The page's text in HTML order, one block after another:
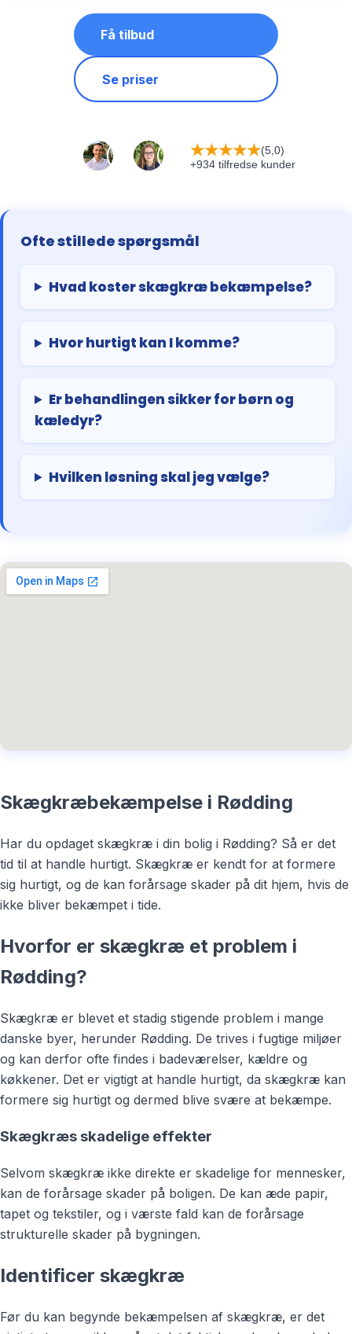
Få tilbud
Se priser
★★★★★(5,0)
+934 tilfredse kunder
Ofte stillede spørgsmål
Hvad koster skægkræ bekæmpelse?
Hvor hurtigt kan I komme?
Er behandlingen sikker for børn og
kæledyr?
Hvilken løsning skal jeg vælge?
Skægkræbekæmpelse i Rødding
Har du opdaget skægkræ i din bolig i Rødding? Så er det
tid til at handle hurtigt. Skægkræ er kendt for at formere
sig hurtigt, og de kan forårsage skader på dit hjem, hvis de
ikke bliver bekæmpet i tide.
Hvorfor er skægkræ et problem i
Rødding?
Skægkræ er blevet et stadig stigende problem i mange
danske byer, herunder Rødding. De trives i fugtige miljøer
og kan derfor ofte findes i badeværelser, kældre og
køkkener. Det er vigtigt at handle hurtigt, da skægkræ kan
formere sig hurtigt og dermed blive svære at bekæmpe.
Skægkræs skadelige effekter
Selvom skægkræ ikke direkte er skadelige for mennesker,
kan de forårsage skader på boligen. De kan æde papir,
tapet og tekstiler, og i værste fald kan de forårsage
strukturelle skader på bygningen.
Identificer skægkræ
Før du kan begynde bekæmpelsen af skægkræ, er det